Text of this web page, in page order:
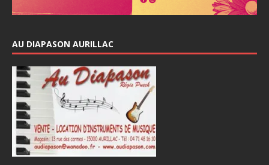
AU DIAPASON AURILLAC